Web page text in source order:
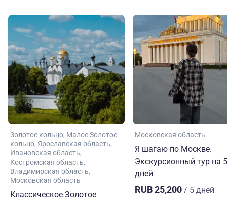
Золотое кольцо Малое Золотое
кольцо Ярославская область
Ивановская область
Костромская область
Владимирская область
Московская область
Классическое Золотое
Московская область
Я шагаю по Москве.
Экскурсионный тур на 5
дней
RUB 25,200 / 5 дней